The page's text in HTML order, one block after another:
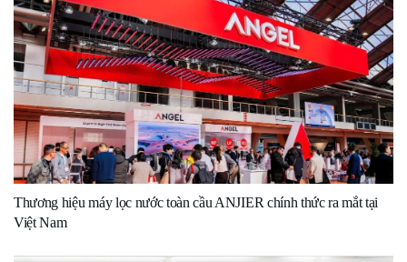
Thương hiệu máy lọc nước toàn cầu ANJIER chính thức ra mắt tại
Việt Nam